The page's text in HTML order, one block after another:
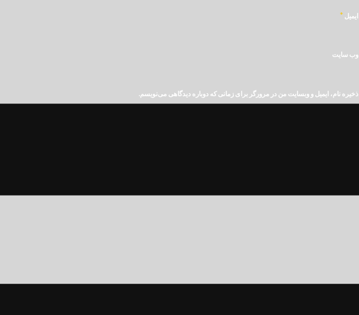
ایمیل *
وب‌ سایت
ذخیره نام، ایمیل و وبسایت من در مرورگر برای زمانی که دوباره دیدگاهی می‌نویسم.